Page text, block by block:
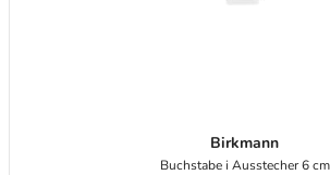
Birkmann
Buchstabe i Ausstecher 6 cm